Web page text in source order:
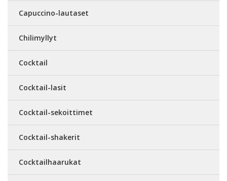
Capuccino-lautaset
Chilimyllyt
Cocktail
Cocktail-lasit
Cocktail-sekoittimet
Cocktail-shakerit
Cocktailhaarukat